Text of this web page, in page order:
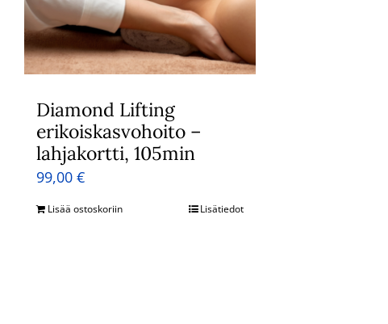
Diamond Lifting
erikoiskasvohoito –
lahjakortti, 105min
99,00 €
Lisää ostoskoriin Lisätiedot